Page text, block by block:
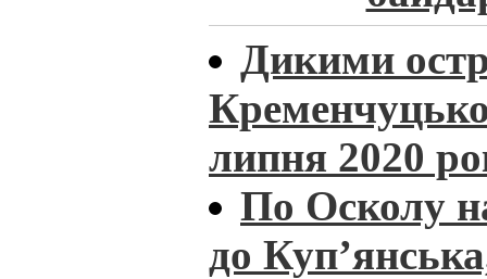
Дикими
липня 2020
По Осколу
до